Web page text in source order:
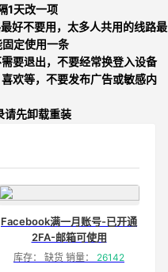
1天改一项
好不要用，太多人共用的线路最
定使用一条
要退出，不要经常换登入设备
欢等， 不要发布广告或敏感内
请先卸载重装
Facebook满一月账号-已开通
2FA-邮箱可使用
库存： 缺货 销量： 26142